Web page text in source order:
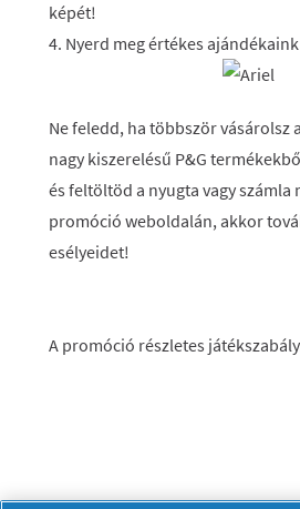
képét!
4. Nyerd meg értékes
Ne feledd, ha többször vásárolsz
nagy kiszerelésű P&G
és feltöltöd a nyugta vagy számla
promóció weboldalán, akkor
esélyeidet!
A promóció részletes